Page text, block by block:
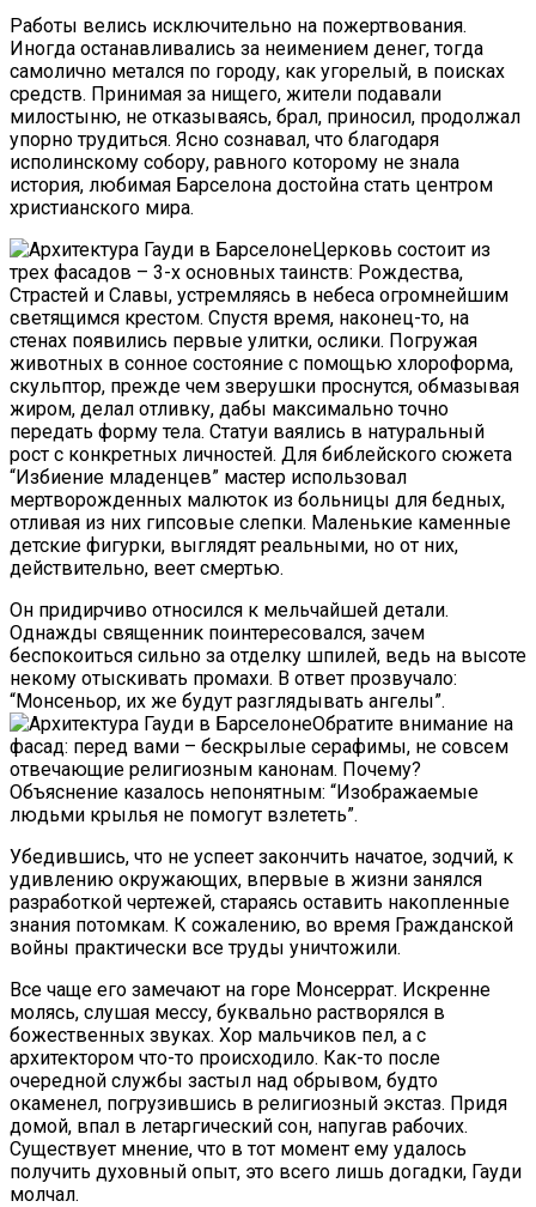
Работы велись исключительно на пожертвования.
Иногда останавливались за неимением денег, тогда
самолично метался по городу, как угорелый, в поисках
средств. Принимая за нищего, жители подавали
милостыню, не отказываясь, брал, приносил, продолжал
упорно трудиться. Ясно сознавал, что благодаря
исполинскому собору, равного которому не знала
история, любимая Барселона достойна стать центром
христианского мира.
Церковь состоит из
трех фасадов – 3-х основных таинств: Рождества,
Страстей и Славы, устремляясь в небеса огромнейшим
светящимся крестом. Спустя время, наконец-то, на
стенах появились первые улитки, ослики. Погружая
животных в сонное состояние с помощью хлороформа,
скульптор, прежде чем зверушки проснутся, обмазывая
жиром, делал отливку, дабы максимально точно
передать форму тела. Статуи ваялись в натуральный
рост с конкретных личностей. Для библейского сюжета
“Избиение младенцев” мастер использовал
мертворожденных малюток из больницы для бедных,
отливая из них гипсовые слепки. Маленькие каменные
детские фигурки, выглядят реальными, но от них,
действительно, веет смертью.
Он придирчиво относился к мельчайшей детали.
Однажды священник поинтересовался, зачем
беспокоиться сильно за отделку шпилей, ведь на высоте
некому отыскивать промахи. В ответ прозвучало:
“Монсеньор, их же будут разглядывать ангелы”.
Обратите внимание на
фасад: перед вами – бескрылые серафимы, не совсем
отвечающие религиозным канонам. Почему?
Объяснение казалось непонятным: “Изображаемые
людьми крылья не помогут взлететь”.
Убедившись, что не успеет закончить начатое, зодчий, к
удивлению окружающих, впервые в жизни занялся
разработкой чертежей, стараясь оставить накопленные
знания потомкам. К сожалению, во время Гражданской
войны практически все труды уничтожили.
Все чаще его замечают на горе Монсеррат. Искренне
молясь, слушая мессу, буквально растворялся в
божественных звуках. Хор мальчиков пел, а с
архитектором что-то происходило. Как-то после
очередной службы застыл над обрывом, будто
окаменел, погрузившись в религиозный экстаз. Придя
домой, впал в летаргический сон, напугав рабочих.
Существует мнение, что в тот момент ему удалось
получить духовный опыт, это всего лишь догадки, Гауди
молчал.